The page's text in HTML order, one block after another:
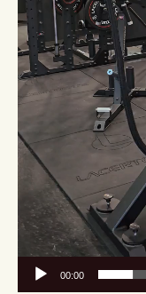
00:00